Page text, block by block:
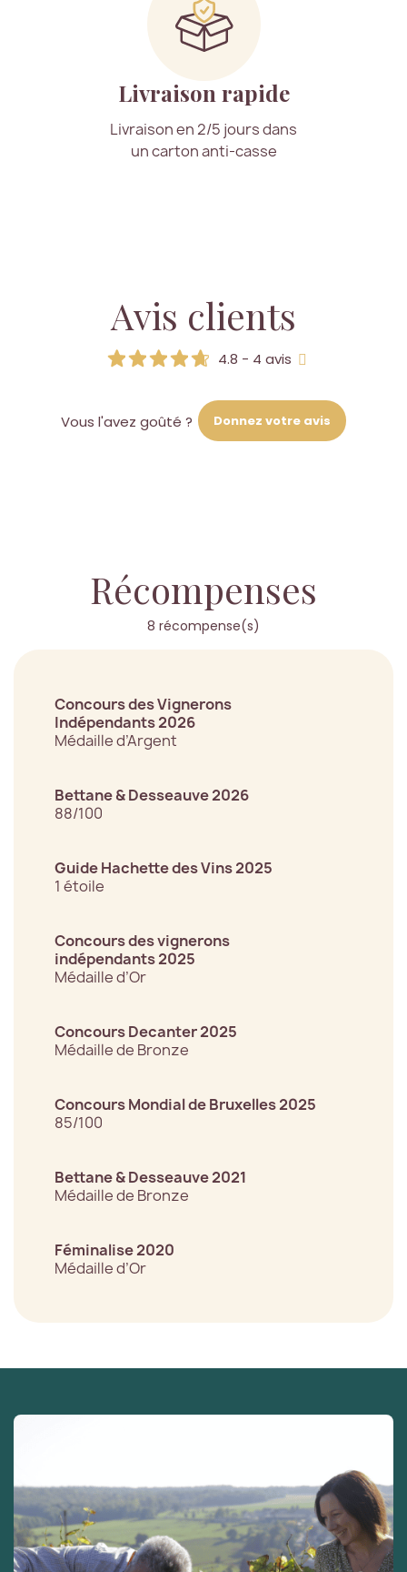
Livraison rapide
Livraison en 2/5 jours dans
un carton anti-casse
Avis clients
4.8 - 4 avis
Vous l'avez goûté ? Donnez votre avis
Récompenses
8 récompense(s)
Concours des Vignerons
Indépendants 2026
Médaille d’Argent
Bettane & Desseauve 2026
88/100
Guide Hachette des Vins 2025
1 étoile
Concours des vignerons
indépendants 2025
Médaille d’Or
Concours Decanter 2025
Médaille de Bronze
Concours Mondial de Bruxelles 2025
85/100
Bettane & Desseauve 2021
Médaille de Bronze
Féminalise 2020
Médaille d’Or